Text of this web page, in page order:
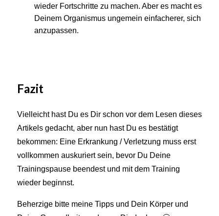
wieder Fortschritte zu machen. Aber es macht es
Deinem Organismus ungemein einfacherer, sich
anzupassen.
Fazit
Vielleicht hast Du es Dir schon vor dem Lesen dieses
Artikels gedacht, aber nun hast Du es bestätigt
bekommen: Eine Erkrankung / Verletzung muss erst
vollkommen auskuriert sein, bevor Du Deine
Trainingspause beendest und mit dem Training
wieder beginnst.
Beherzige bitte meine Tipps und Dein Körper und